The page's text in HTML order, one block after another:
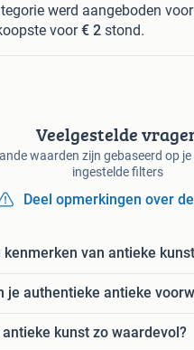
werd aangeboden voor
voor€ 2 stond.
Veelgestelde
waarden zijn gebaseerd op
ingestelde filters
Deel opmerkingen over
kenmerken van antieke
je authentieke antieke
kunst zo waardevol?